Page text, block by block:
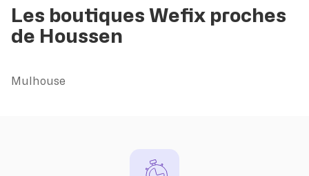
Les boutiques Wefix proches
de Houssen
Mulhouse